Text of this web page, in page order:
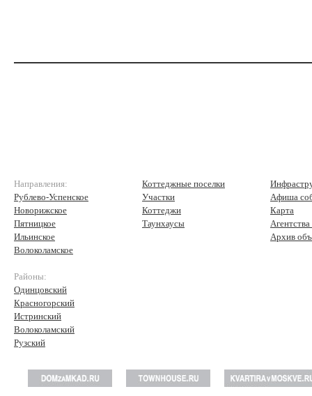
Направления:
Рублево-Успенское
Новорижское
Пятницкое
Ильинское
Волоколамское
Районы:
Одинцовский
Красногорский
Истринский
Волоколамский
Рузский
Коттеджные поселки
Участки
Коттеджи
Таунхаусы
Афиша
Карта
Архив